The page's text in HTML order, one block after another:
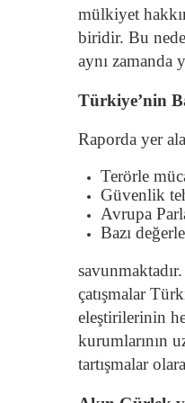
mülkiyet
biridir. Bu
aynı zamanda
Türkiye’nin
Raporda yer
Terörle
Güvenlik
Avrupa
Bazı
çatışmalar
eleştirilerinin
kurumlarının
tartışmalar